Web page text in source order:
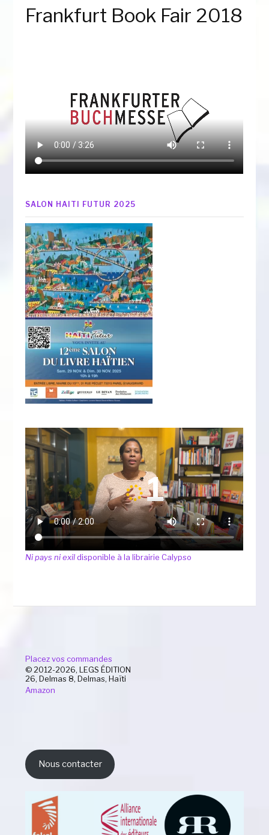
Frankfurt Book Fair 2018
SALON HAITI FUTUR 2025
Ni pays ni exildisponible à la librairie Calypso
Placez vos commandes
© 2012-2026, LEGS ÉDITION
26, Delmas 8, Delmas, Haïti
Amazon
Nous contacter